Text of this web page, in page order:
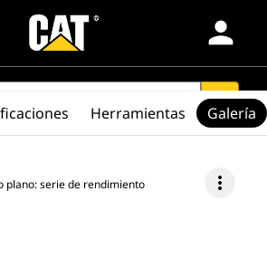
person
search
plano: serie de rendimiento more_vert
Herramientas Galería